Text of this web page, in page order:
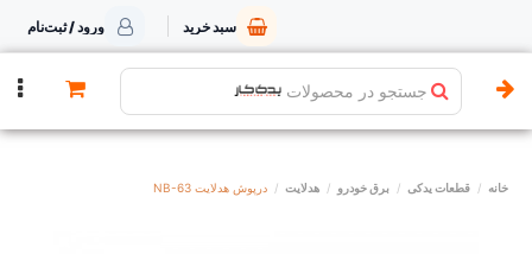
سبد خرید ورود / ثبت‌نام
جستجو در محصولات
خانه قطعات یدکی برق خودرو هدلایت درپوش هدلایت NB-63